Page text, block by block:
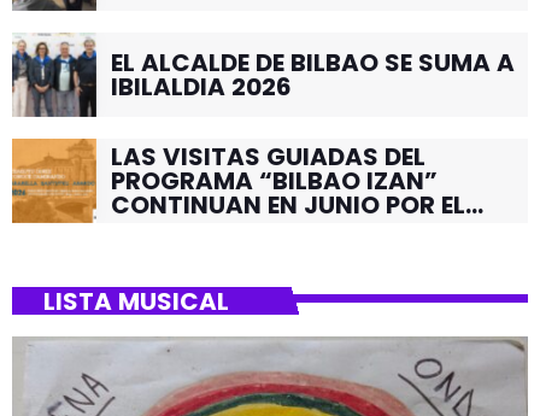
EL ALCALDE DE BILBAO SE SUMA A
IBILALDIA 2026
LAS VISITAS GUIADAS DEL
PROGRAMA “BILBAO IZAN”
CONTINUAN EN JUNIO POR EL
LISTA MUSICAL